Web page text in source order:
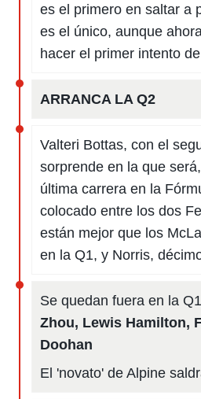
es el primero en saltar a
es el único, aunque
hacer el primer intento
ARRANCA LA Q2
Valteri Bottas, con el
sorprende en la que
última carrera en la
colocado entre los dos
están mejor que los
en la Q1, y Norris,
Se quedan fuera en la
Zhou, Lewis Hamilton,
Doohan
El 'novato' de Alpine